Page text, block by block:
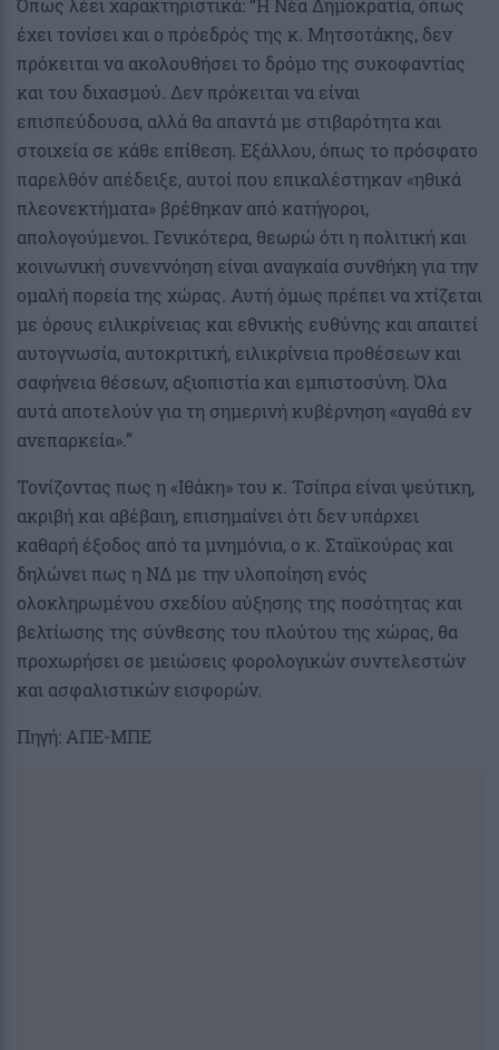
Όπως λέει χαρακτηριστικά: “Η Νέα Δημοκρατία, όπως
έχει τονίσει και ο πρόεδρός της κ. Μητσοτάκης, δεν
πρόκειται να ακολουθήσει το δρόμο της συκοφαντίας
και του διχασμού. Δεν πρόκειται να είναι
επισπεύδουσα, αλλά θα απαντά με στιβαρότητα και
στοιχεία σε κάθε επίθεση. Εξάλλου, όπως το πρόσφατο
παρελθόν απέδειξε, αυτοί που επικαλέστηκαν «ηθικά
πλεονεκτήματα» βρέθηκαν από κατήγοροι,
απολογούμενοι. Γενικότερα, θεωρώ ότι η πολιτική και
κοινωνική συνεννόηση είναι αναγκαία συνθήκη για την
ομαλή πορεία της χώρας. Αυτή όμως πρέπει να χτίζεται
με όρους ειλικρίνειας και εθνικής ευθύνης και απαιτεί
αυτογνωσία, αυτοκριτική, ειλικρίνεια προθέσεων και
σαφήνεια θέσεων, αξιοπιστία και εμπιστοσύνη. Όλα
αυτά αποτελούν για τη σημερινή κυβέρνηση «αγαθά εν
ανεπαρκεία».”
Τονίζοντας πως η «Ιθάκη» του κ. Τσίπρα είναι ψεύτικη,
ακριβή και αβέβαιη, επισημαίνει ότι δεν υπάρχει
καθαρή έξοδος από τα μνημόνια, ο κ. Σταϊκούρας και
δηλώνει πως η ΝΔ με την υλοποίηση ενός
ολοκληρωμένου σχεδίου αύξησης της ποσότητας και
βελτίωσης της σύνθεσης του πλούτου της χώρας, θα
προχωρήσει σε μειώσεις φορολογικών συντελεστών
και ασφαλιστικών εισφορών.
Πηγή: ΑΠΕ-ΜΠΕ